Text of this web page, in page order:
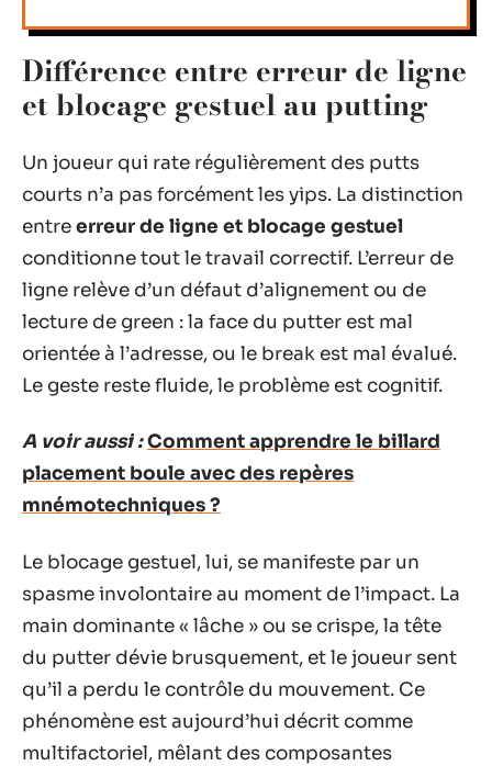
Différence entre erreur de ligne
et blocage gestuel au putting
Un joueur qui rate régulièrement des putts
courts n’a pas forcément les yips. La distinction
entreerreur de ligne et blocage gestuel
conditionne tout le travail correctif. L’erreur de
ligne relève d’un défaut d’alignement ou de
lecture de green : la face du putter est mal
orientée à l’adresse, ou le break est mal évalué.
Le geste reste fluide, le problème est cognitif.
A voir aussi :Comment apprendre le billard
placement boule avec des repères
mnémotechniques ?
Le blocage gestuel, lui, se manifeste par un
spasme involontaire au moment de l’impact. La
main dominante « lâche » ou se crispe, la tête
du putter dévie brusquement, et le joueur sent
qu’il a perdu le contrôle du mouvement. Ce
phénomène est aujourd’hui décrit comme
multifactoriel, mêlant des composantes